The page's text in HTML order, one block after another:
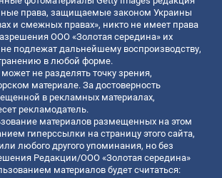
права, защищаемые законом Украины
и смежных правах», никто не имеет права
ООО «Золотая середина» их
подлежат дальнейшему воспроизводству,
в любой форме.
не разделять точку зрения,
материале. За достоверность
в рекламных материалах,
рекламодатель.
материалов размещенных на этом
гиперссылки на страницу этого сайта,
любого другого упоминания, но без
Редакции/ООО «Золотая середина»
материалов будет считаться: